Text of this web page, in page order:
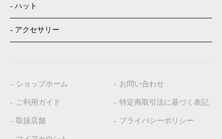
ハット
アクセサリー
ショップホーム
ご利用ガイド
取扱店舗
お問い合わせ
特定商取引法に基づく表記
プライバシーポリシー